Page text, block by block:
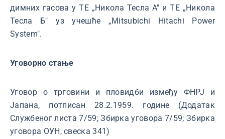
димних гасова у ТЕ „Никола Тесла А" и ТЕ „Никола
Тесла Б" уз учешће „Mitsubichi Hitachi Power
System".
Уговорно стање
Уговор о трговини и пловидби између ФНРЈ и
Јапана, потписан 28.2.1959. године (Додатак
Службеног листа 7/59; Збирка уговора 7/59; Збирка
уговора ОУН, свеска 341)